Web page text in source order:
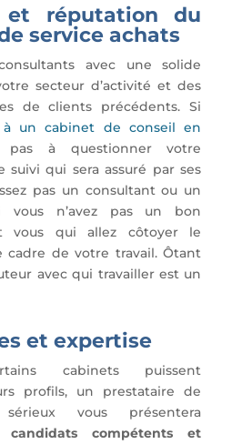
et réputation du
service achats
avec une solide
secteur d’activité et des
de clients précédents. Si
un cabinet de conseil en
pas à questionner votre
suivi qui sera assuré par ses
pas un consultant ou un
vous n’avez pas un bon
vous qui allez côtoyer le
cadre de votre travail. Ôtant
avec qui travailler est un
et expertise
cabinets puissent
profils, un prestataire de
vous présentera
candidats compétents et